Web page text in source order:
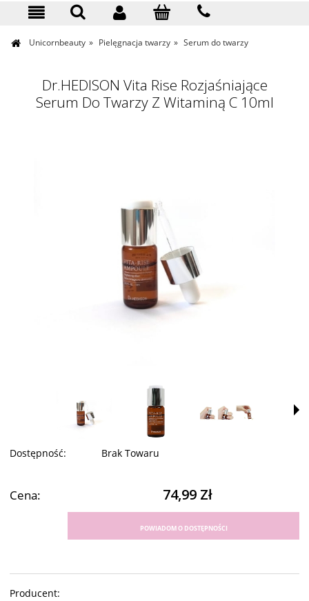
Unicornbeauty » Pielęgnacja twarzy » Serum do twarzy
Dr.HEDISON Vita Rise Rozjaśniające
Serum Do Twarzy Z Witaminą C 10ml
Dostępność: Brak Towaru
Cena: 74,99 Zł
POWIADOM O DOSTĘPNOŚCI
Producent: